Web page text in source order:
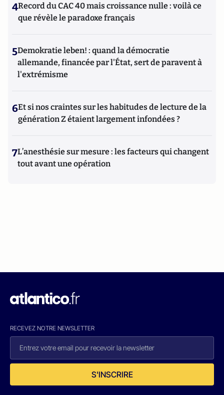
4Record du CAC 40 mais croissance nulle : voilà ce
que révèle le paradoxe français
5Demokratie leben! : quand la démocratie
allemande, financée par l'État, sert de paravent à
l'extrémisme
6Et si nos craintes sur les habitudes de lecture de la
génération Z étaient largement infondées ?
7L’anesthésie sur mesure : les facteurs qui changent
tout avant une opération
RECEVEZ NOTRE NEWSLETTER
S'INSCRIRE